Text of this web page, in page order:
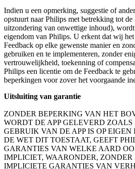
Indien u een opmerking, suggestie of
opstuurt naar Philips met betrekking tot de
uitzondering van onwettige inhoud), wordt
eigendom van Philips. U erkent dat wij
Feedback op elke gewenste manier en
gebruiken en te implementeren, zonder
vertrouwelijkheid, toekenning of
Philips een licentie om de Feedback te
beperkingen voor zover het voorgaande
Uitsluiting van garantie
ZONDER BEPERKING VAN HET
WORDT DE APP GELEVERD ZOALS
GEBRUIK VAN DE APP IS OP EIGEN
DE WET DIT TOESTAAT, GEEFT
GARANTIES VAN WELKE AARD
IMPLICIET, WAARONDER, ZONDER
IMPLICIETE GARANTIES VAN